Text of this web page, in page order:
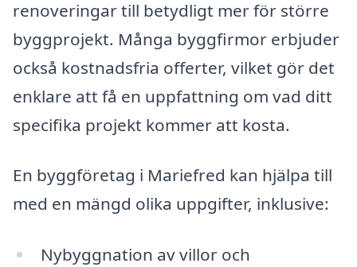
renoveringar till betydligt mer för större
byggprojekt. Många byggfirmor erbjuder
också kostnadsfria offerter, vilket gör det
enklare att få en uppfattning om vad ditt
specifika projekt kommer att kosta.
En byggföretag i Mariefred kan hjälpa till
med en mängd olika uppgifter, inklusive:
Nybyggnation av villor och